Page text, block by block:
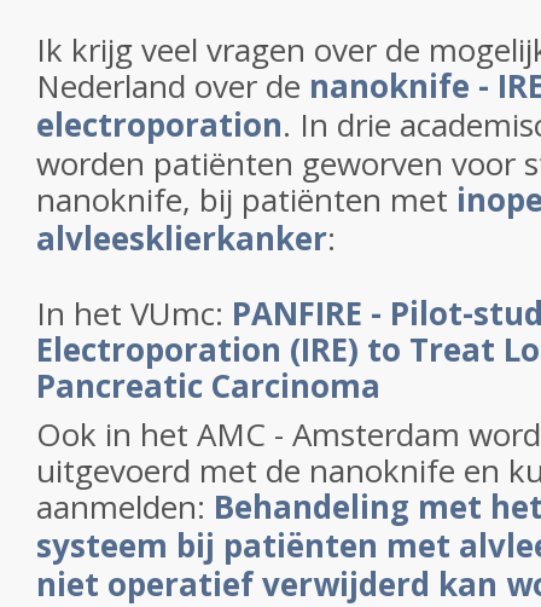
Ik krijg veel vragen over de
Nederland over de nanoknife -
electroporation. In drie
worden patiënten geworven voor
nanoknife, bij patiënten met
alvleesklierkanker:
In het VUmc: PANFIRE - Pilot-
Electroporation (IRE) to Treat
Pancreatic Carcinoma
Ook in het AMC - Amsterdam
uitgevoerd met de nanoknife en
aanmelden: Behandeling met
systeem bij patiënten met
niet operatief verwijderd kan